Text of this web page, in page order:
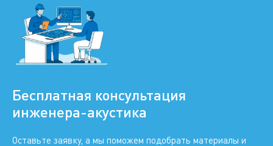
Бесплатная консультация
инженера-акустика
Оставьте заявку, а мы поможем подобрать материалы и